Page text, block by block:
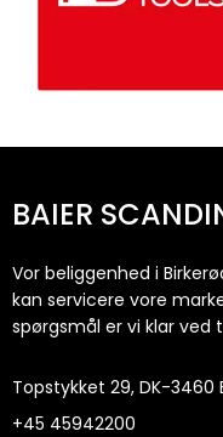
BAIER
Vor beliggenhed i
kan servicere vore
spørgsmål er vi klar ved
Topstykket 29, DK-3460
+45 45942200